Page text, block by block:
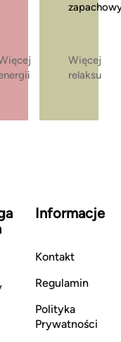
Więcej
relaksu
Informacje
Kontakt
Regulamin
Polityka
Prywatności